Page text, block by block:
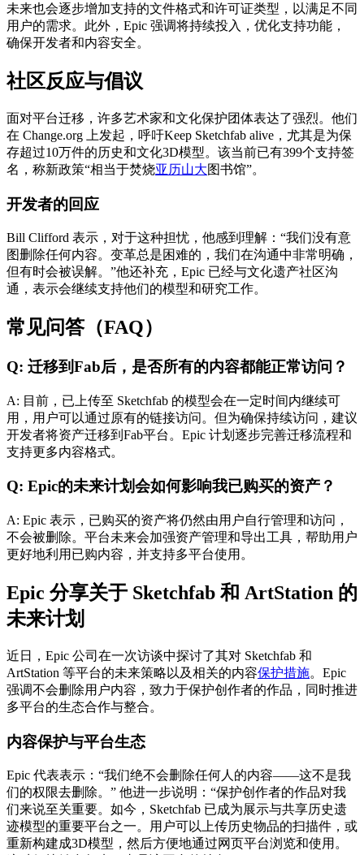
未来也会逐步增加支持的文件格式和许可证类型，以满足不同
用户的需求。此外，Epic 强调将持续投入，优化支持功能，
确保开发者和内容安全。
社区反应与倡议
面对平台迁移，许多艺术家和文化保护团体表达了强烈。他们
在 Change.org 上发起，呼吁Keep Sketchfab alive，尤其是为保
存超过10万件的历史和文化3D模型。该当前已有399个支持签
名，称新政策“相当于焚烧亚历山大图书馆”。
开发者的回应
Bill Clifford 表示，对于这种担忧，他感到理解：“我们没有意
图删除任何内容。变革总是困难的，我们在沟通中非常明确，
但有时会被误解。”他还补充，Epic 已经与文化遗产社区沟
通，表示会继续支持他们的模型和研究工作。
常见问答（FAQ）
Q: 迁移到Fab后，是否所有的内容都能正常访问？
A: 目前，已上传至 Sketchfab 的模型会在一定时间内继续可
用，用户可以通过原有的链接访问。但为确保持续访问，建议
开发者将资产迁移到Fab平台。Epic 计划逐步完善迁移流程和
支持更多内容格式。
Q: Epic的未来计划会如何影响我已购买的资产？
A: Epic 表示，已购买的资产将仍然由用户自行管理和访问，
不会被删除。平台未来会加强资产管理和导出工具，帮助用户
更好地利用已购内容，并支持多平台使用。
Epic 分享关于 Sketchfab 和 ArtStation 的
未来计划
近日，Epic 公司在一次访谈中探讨了其对 Sketchfab 和
ArtStation 等平台的未来策略以及相关的内容保护措施。Epic
强调不会删除用户内容，致力于保护创作者的作品，同时推进
多平台的生态合作与整合。
内容保护与平台生态
Epic 代表表示：“我们绝不会删除任何人的内容——这不是我
们的权限去删除。” 他进一步说明：“保护创作者的作品对我
们来说至关重要。如今，Sketchfab 已成为展示与共享历史遗
迹模型的重要平台之一。用户可以上传历史物品的扫描件，或
重新构建成3D模型，然后方便地通过网页平台浏览和使用。